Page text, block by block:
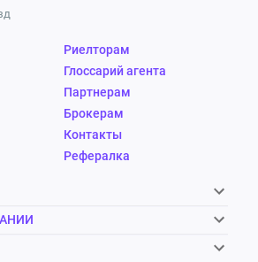
Риелторам
Глоссарий агента
Партнерам
Брокерам
Контакты
Рефералка